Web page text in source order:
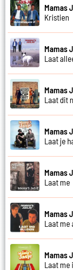
Mamas
Kristien
Mamas
Laat
Mamas
Laat dit
Mamas
Laat je
Mamas
Laat me
Mamas
Laat me
Mamas
Laat me